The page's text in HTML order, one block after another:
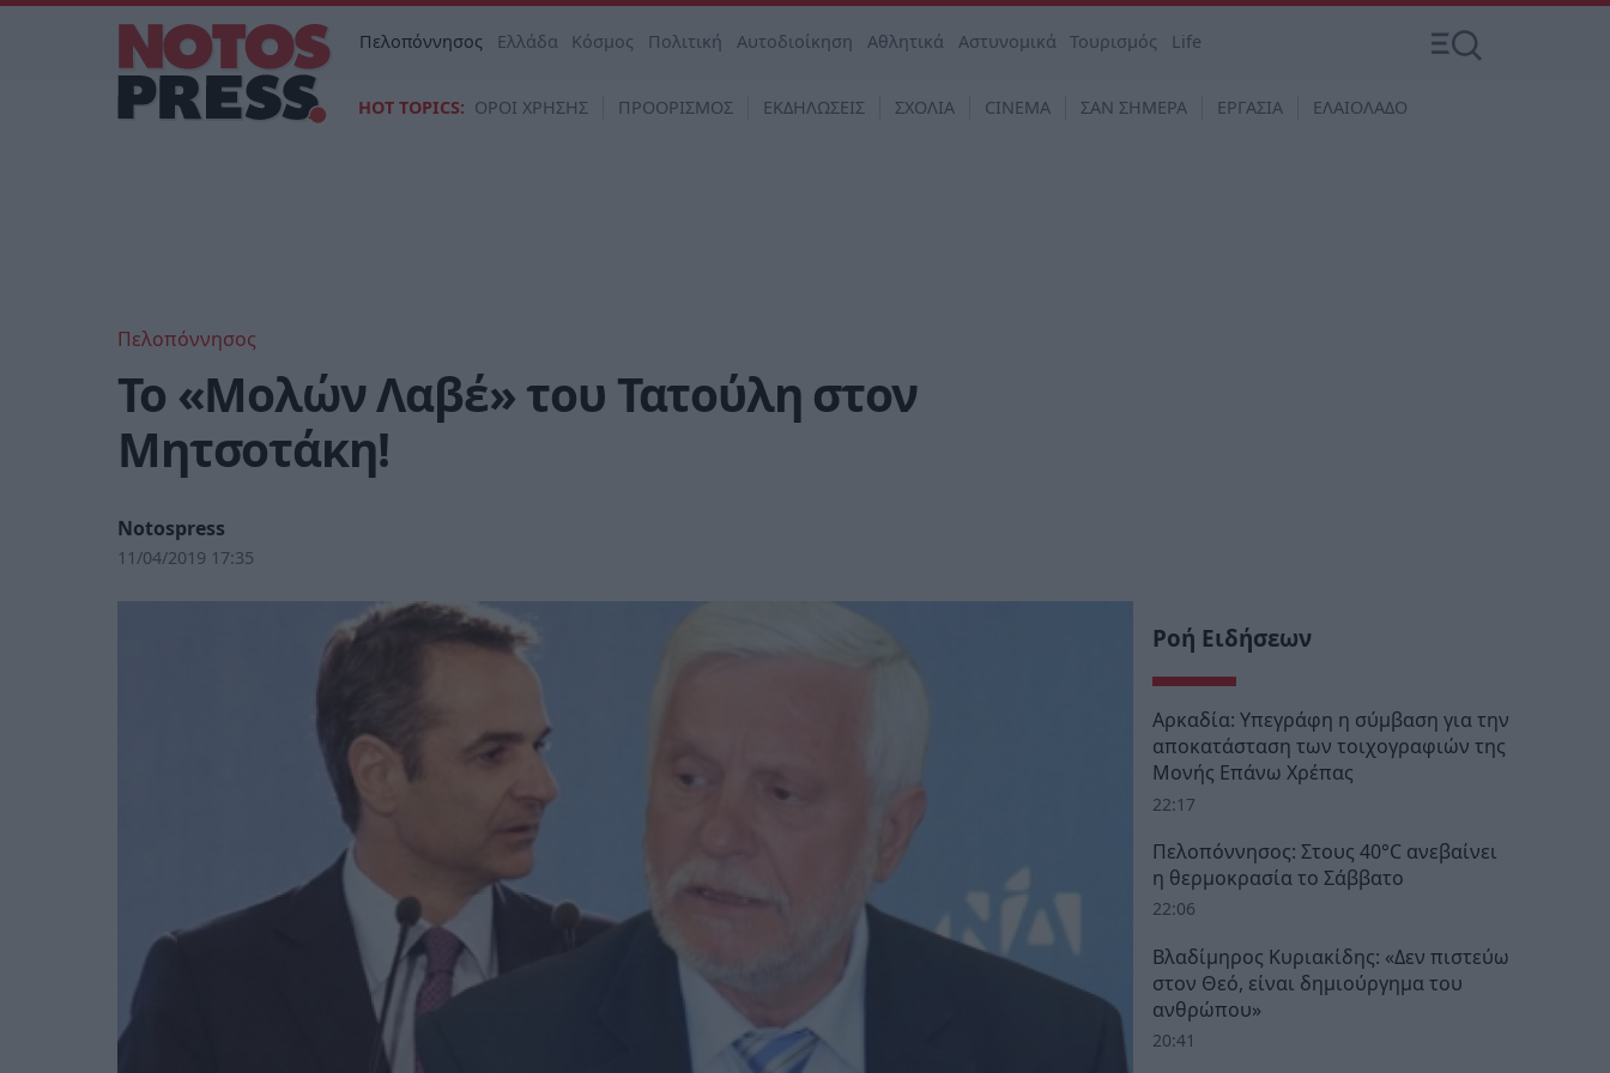
Πελοπόννησος Ελλάδα Κόσμος Πολιτική Αυτοδιοίκηση Αθλητικά Αστυνομικά Τουρισμός Life
HOT TOPICS: ΟΡΟΙ ΧΡΗΣΗΣ ΠΡΟΟΡΙΣΜΟΣ ΕΚΔΗΛΩΣΕΙΣ ΣΧΟΛΙΑ CINEMA ΣΑΝ ΣΗΜΕΡΑ ΕΡΓΑΣΙΑ ΕΛΑΙΟΛΑΔΟ
Πελοπόννησος
To «Μολών Λαβέ» του Τατούλη στον
Μητσοτάκη!
Notospress
11/04/2019 17:35
Ροή Ειδήσεων
Αρκαδία: Υπεγράφη η σύμβαση για την
αποκατάσταση των τοιχογραφιών της
Μονής Επάνω Χρέπας
22:17
Πελοπόννησος: Στους 40°C ανεβαίνει
η θερμοκρασία το Σάββατο
22:06
Βλαδίμηρος Κυριακίδης: «Δεν πιστεύω
στον Θεό, είναι δημιούργημα του
ανθρώπου»
20:41